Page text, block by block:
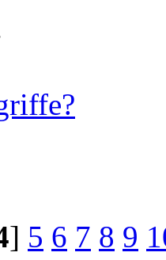
] 5 6 7 8 9